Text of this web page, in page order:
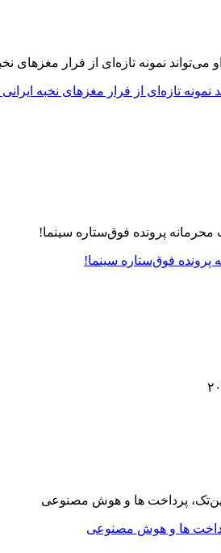
تازه‌ای از فرار مغزهای نخبه ایرانی
پرونده فوق‌ستاره سینما!